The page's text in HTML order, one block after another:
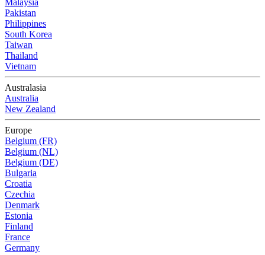
Malaysia
Pakistan
Philippines
South Korea
Taiwan
Thailand
Vietnam
Australasia
Australia
New Zealand
Europe
Belgium (FR)
Belgium (NL)
Belgium (DE)
Bulgaria
Croatia
Czechia
Denmark
Estonia
Finland
France
Germany